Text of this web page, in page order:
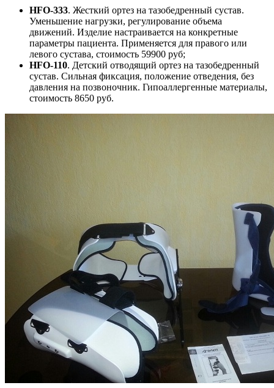
HFO-333. Жесткий ортез на тазобедренный сустав.
Уменьшение нагрузки, регулирование объема
движений. Изделие настраивается на конкретные
параметры пациента. Применяется для правого или
левого сустава, стоимость 59900 руб;
HFO-110. Детский отводящий ортез на тазобедренный
сустав. Сильная фиксация, положение отведения, без
давления на позвоночник. Гипоаллергенные материалы,
стоимость 8650 руб.